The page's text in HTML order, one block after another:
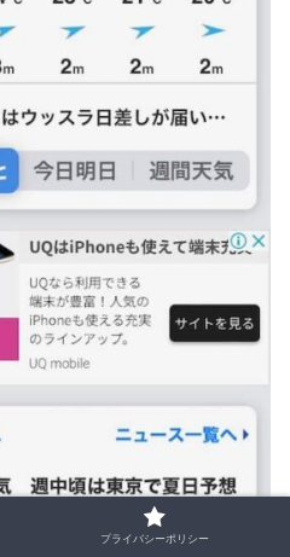
プライバシーポリシー